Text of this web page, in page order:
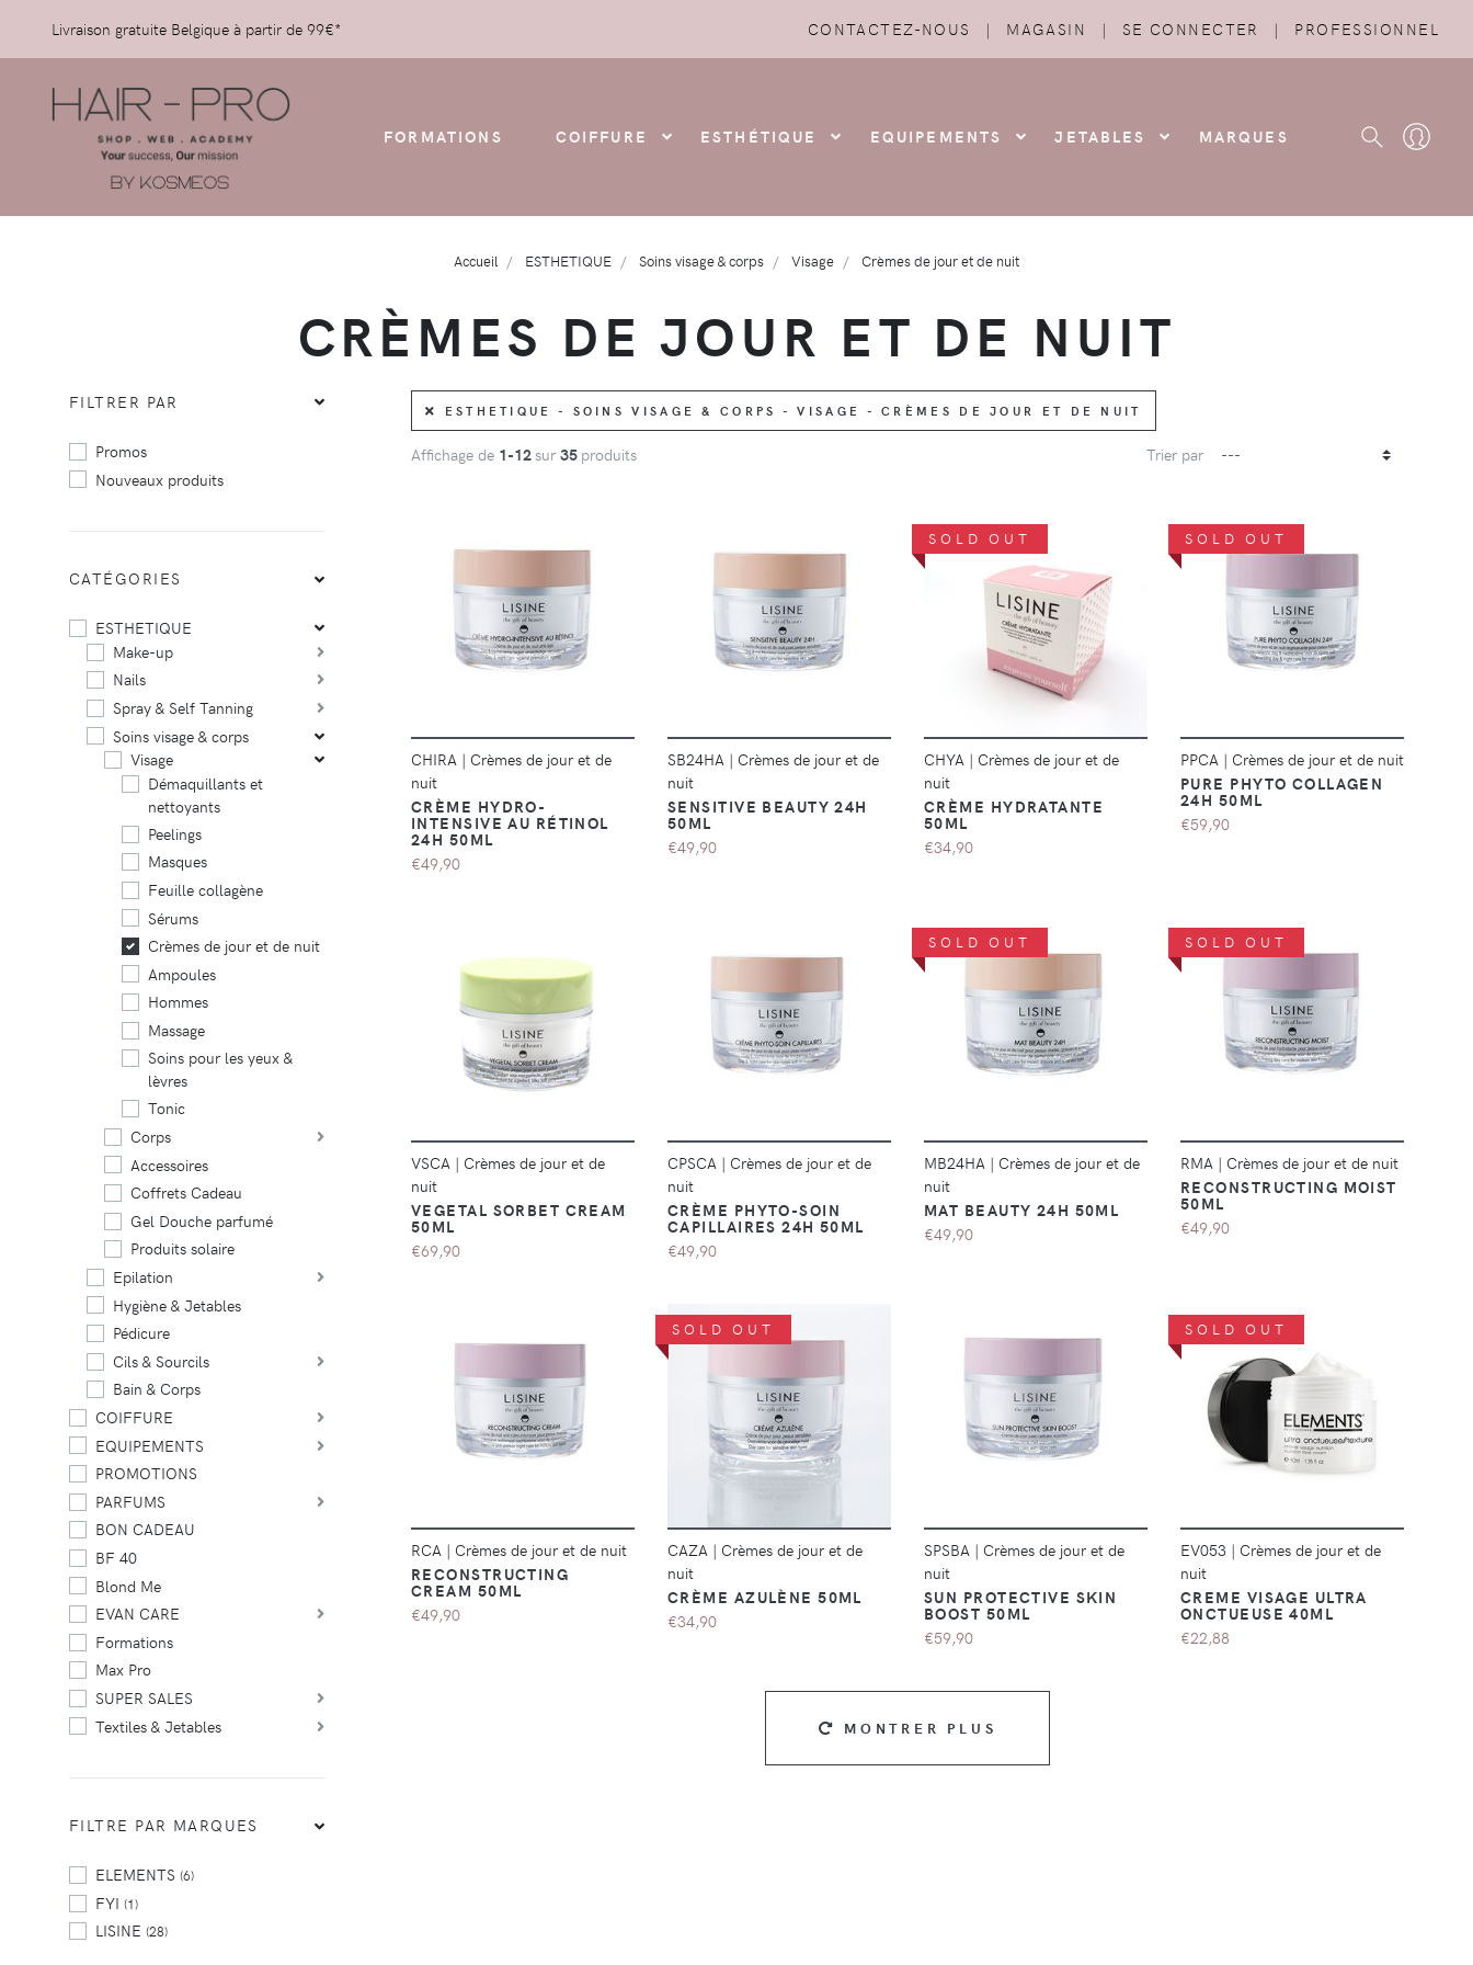
Livraison gratuite Belgique à partir de 99€* CONTACTEZ-NOUS | MAGASIN | SE CONNECTER | PROFESSIONNEL
FORMATIONS COIFFURE ESTHÉTIQUE EQUIPEMENTS JETABLES MARQUES
Accueil ESTHETIQUE Soins visage & corps Visage Crèmes de jour et de nuit
CRÈMES DE JOUR ET DE NUIT
FILTRER PAR
Promos
Nouveaux produits
CATÉGORIES
ESTHETIQUE
Make-up
Nails
Spray & Self Tanning
Soins visage & corps
Visage
Démaquillants et
nettoyants
Peelings
Masques
Feuille collagène
Sérums
Crèmes de jour et de nuit
Ampoules
Hommes
Massage
Soins pour les yeux &
lèvres
Tonic
Corps
Accessoires
Coffrets Cadeau
Gel Douche parfumé
Produits solaire
Epilation
Hygiène & Jetables
Pédicure
Cils & Sourcils
Bain & Corps
COIFFURE
EQUIPEMENTS
PROMOTIONS
PARFUMS
BON CADEAU
BF 40
Blond Me
EVAN CARE
Formations
Max Pro
SUPER SALES
Textiles & Jetables
FILTRE PAR MARQUES
ELEMENTS (6)
FYI (1)
LISINE (28)
ESTHETIQUE - SOINS VISAGE & CORPS - VISAGE - CRÈMES DE JOUR ET DE NUIT
Affichage de 1-12sur 35 produits Trier par
DÉTAILS
CHIRA | Crèmes de jour et de
nuit
CRÈME HYDRO-
INTENSIVE AU RÉTINOL
24H 50ML
€49,90
DÉTAILS
SB24HA | Crèmes de jour et de
nuit
SENSITIVE BEAUTY 24H
50ML
€49,90
SOLD OUT
DÉTAILS
CHYA | Crèmes de jour et de
nuit
CRÈME HYDRATANTE
50ML
€34,90
SOLD OUT
DÉTAILS
PPCA | Crèmes de jour et de nuit
PURE PHYTO COLLAGEN
24H 50ML
€59,90
DÉTAILS
VSCA | Crèmes de jour et de
nuit
VEGETAL SORBET CREAM
50ML
€69,90
DÉTAILS
CPSCA | Crèmes de jour et de
nuit
CRÈME PHYTO-SOIN
CAPILLAIRES 24H 50ML
€49,90
SOLD OUT
DÉTAILS
MB24HA | Crèmes de jour et de
nuit
MAT BEAUTY 24H 50ML
€49,90
SOLD OUT
DÉTAILS
RMA | Crèmes de jour et de nuit
RECONSTRUCTING MOIST
50ML
€49,90
DÉTAILS
RCA | Crèmes de jour et de nuit
RECONSTRUCTING
CREAM 50ML
€49,90
SOLD OUT
DÉTAILS
CAZA | Crèmes de jour et de
nuit
CRÈME AZULÈNE 50ML
€34,90
DÉTAILS
SPSBA | Crèmes de jour et de
nuit
SUN PROTECTIVE SKIN
BOOST 50ML
€59,90
SOLD OUT
DÉTAILS
EV053 | Crèmes de jour et de
nuit
CREME VISAGE ULTRA
ONCTUEUSE 40ML
€22,88
MONTRER PLUS